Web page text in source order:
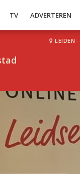
TV ADVERTEREN
LEIDEN ·